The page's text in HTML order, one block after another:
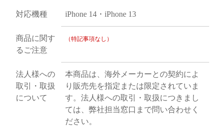
対応機種 iPhone 14・iPhone 13
商品に関す
るご注意
（特記事項なし）
法人様への
取引・取扱
について
本商品は、海外メーカーとの契約によ
り販売先を指定または限定されていま
す。法人様への取引・取扱につきまし
ては、弊社担当窓口まで問い合わせく
ださい。